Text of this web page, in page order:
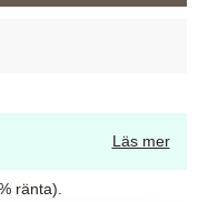
Läs mer
ränta).